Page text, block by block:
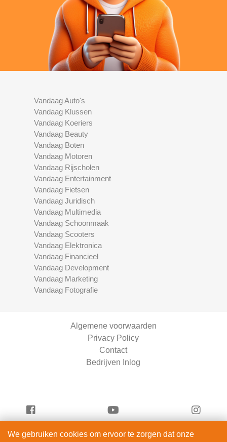
Vandaag Auto's
Vandaag Klussen
Vandaag Koeriers
Vandaag Beauty
Vandaag Boten
Vandaag Motoren
Vandaag Rijscholen
Vandaag Entertainment
Vandaag Fietsen
Vandaag Juridisch
Vandaag Multimedia
Vandaag Schoonmaak
Vandaag Scooters
Vandaag Elektronica
Vandaag Financieel
Vandaag Development
Vandaag Marketing
Vandaag Fotografie
Algemene voorwaarden
Privacy Policy
Contact
Bedrijven Inlog
We gebruiken cookies om ervoor te zorgen dat onze